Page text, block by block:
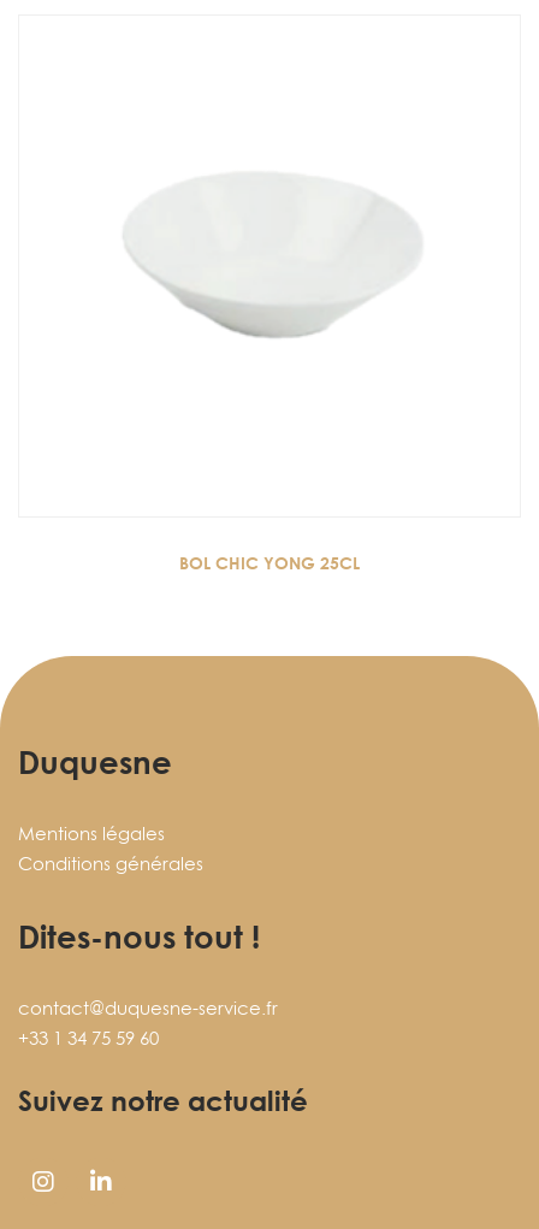
BOL CHIC YONG 25CL
Duquesne
Mentions légales
Conditions générales
Dites-nous tout !
contact@duquesne-service.fr
+33 1 34 75 59 60
Suivez notre actualité